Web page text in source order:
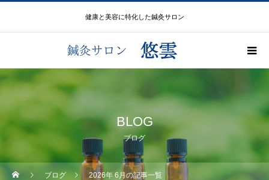
健康と美容に特化した鍼灸サロン
BLOG
ブログ
ブログ 2026年 6月の記事一覧